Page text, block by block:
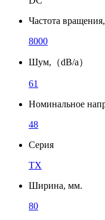
Частота
8000
Шум,（dB/a）
61
Номинальное
48
Серия
TX
Ширина, мм.
80